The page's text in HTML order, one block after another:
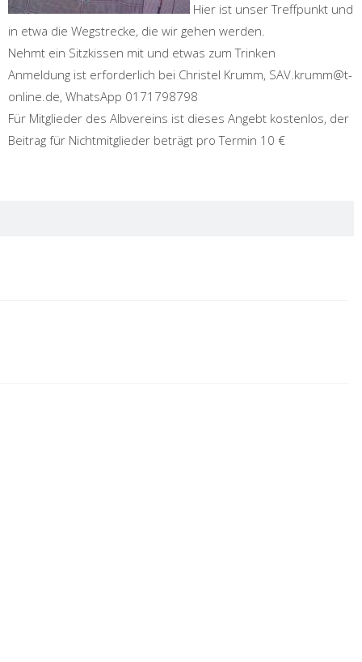
Hier ist unser Treffpunkt und
in etwa die Wegstrecke, die wir gehen werden.
Nehmt ein Sitzkissen mit und etwas zum Trinken
Anmeldung ist erforderlich bei Christel Krumm, SAV.krumm@t-
online.de, WhatsApp 0171798798
Für Mitglieder des Albvereins ist dieses Angebt kostenlos, der
Beitrag für Nichtmitglieder beträgt pro Termin 10 €